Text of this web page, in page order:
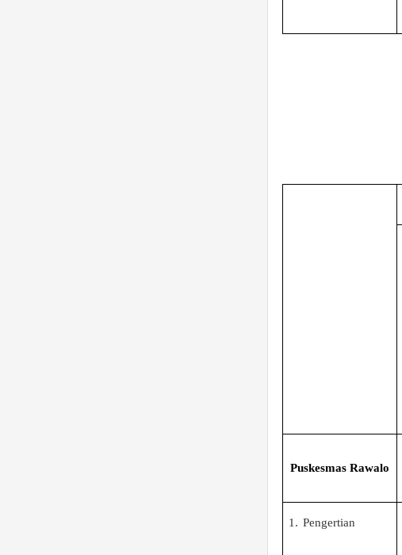
Puskesmas Rawalo
1. Pengertian